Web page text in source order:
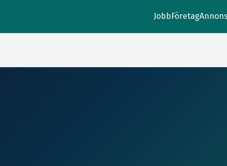
JobbFöretag